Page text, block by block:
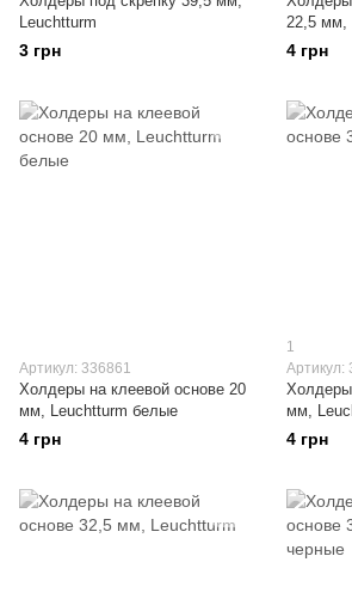
Leuchtturm
3 грн
22,5 мм,
4 грн
Артикул: 336861
Холдеры на клеевой основе 20
мм, Leuchtturm белые
4 грн
1
Артикул:
Холдеры
мм,
4 грн